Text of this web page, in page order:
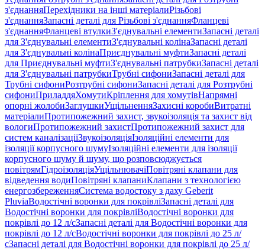
з'єднанняПерехідники на інші матеріалиРізьбові
з'єднанняЗапасні деталі для Різьбові з'єднанняФланцеві
з'єднанняФланцеві втулкиЗ'єднувальні елементиЗапасні деталі
для З'єднувальні елементиЗ'єднувальні колінаЗапасні деталі
для З'єднувальні колінаПриєднувальні муфтиЗапасні деталі
для Приєднувальні муфтиЗ'єднувальні патрубкиЗапасні деталі
для З'єднувальні патрубкиТрубні сифониЗапасні деталі для
Трубні сифониРозтрубні сифониЗапасні деталі для Розтрубні
сифониПриладдяХомутиКріплення для хомутівНапрямні
опорні жолобиЗаглушкиУщільненняЗахисні коробиВитратні
матеріалиПротипожежний захист, звукоізоляція та захист від
вологиПротипожежний захистПротипожежний захист для
систем каналізаціїЗвукоізоляціяІзоляційні елементи для
ізоляції корпусного шумуІзоляційні елементи для ізоляції
корпусного шуму й шуму, що розповсюджується
повітрямГідроізоляціяУщільнювачіПовітряні клапани для
відведення водиПовітряні клапаниКлапани з технологією
енергозбереженняСистема водостоку з даху Geberit
PluviaВодостічні воронки для покрівліЗапасні деталі для
Водостічні воронки для покрівліВодостічні воронки для
покрівлі до 12 л/сЗапасні деталі для Водостічні воронки для
покрівлі до 12 л/сВодостічні воронки для покрівлі до 25 л/
сЗапасні деталі для Водостічні воронки для покрівлі до 25 л/